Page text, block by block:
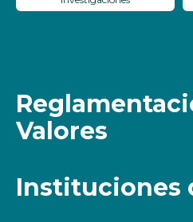
Valores
Instituciones